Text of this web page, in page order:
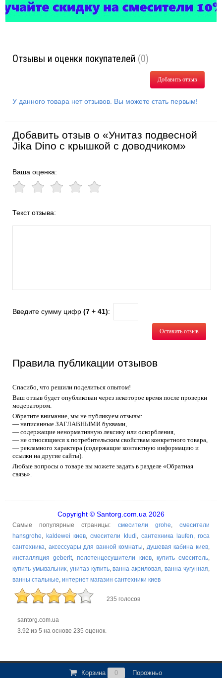
Отзывы и оценки покупателей (0)
Добавить отзыв
У данного товара нет отзывов. Вы можете стать первым!
Добавить отзыв о «Унитаз подвесной
Jika Dino с крышкой с доводчиком»
Ваша оценка:
Текст отзыва:
Введите сумму цифр (7 + 41):
Оставить отзыв
Правила публикации отзывов
Спасибо, что решили поделиться опытом!
Ваш отзыв будет опубликован через некоторое время после проверки
модератором.
Обратите внимание, мы не публикуем отзывы:
— написанные ЗАГЛАВНЫМИ буквами,
— содержащие ненормативную лексику или оскорбления,
— не относящиеся к потребительским свойствам конкретного товара,
— рекламного характера (содержащие контактную информацию и
ссылки на другие сайты).
Любые вопросы о товаре вы можете задать в разделе «Обратная
связь».
Copyright © Santorg.com.ua 2026
Самые популярные страницы: смесители grohe,смесители
hansgrohe, kaldewei киев,смесители kludi, сантехника laufen,roca
сантехника, аксессуары для ванной комнаты, душевая кабина киев,
инсталляция geberit,полотенцесушители киев, купить смеситель,
купить умывальник, унитаз купить,ванна акриловая,ванна чугунная,
ванны стальные, интернет магазин сантехники киев
235 голосов
santorg.com.ua
3.92 из 5 на основе 235 оценок.
Корзина 0 Порожньо